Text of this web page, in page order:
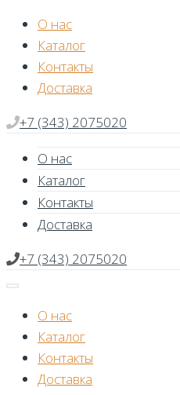
Skip
content
О нас
Каталог
Контакты
Доставка
+7 (343) 2075020
О нас
Каталог
Контакты
Доставка
+7 (343) 2075020
О нас
Каталог
Контакты
Доставка